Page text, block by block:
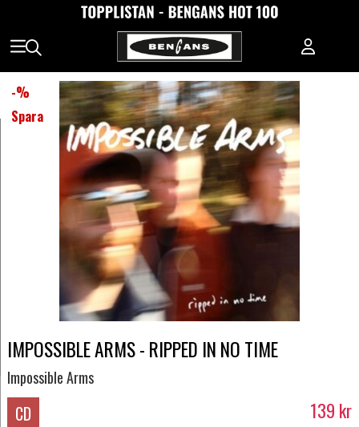
-%
Spara
IMPOSSIBLE ARMS - RIPPED IN NO TIME
Impossible Arms
CD 139 kr